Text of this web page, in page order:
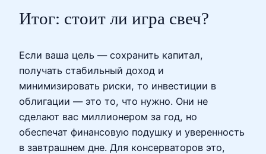
Итог: стоит ли игра свеч?
Если ваша цель — сохранить капитал,
получать стабильный доход и
минимизировать риски, то инвестиции в
облигации — это то, что нужно. Они не
сделают вас миллионером за год, но
обеспечат финансовую подушку и уверенность
в завтрашнем дне. Для консерваторов это,